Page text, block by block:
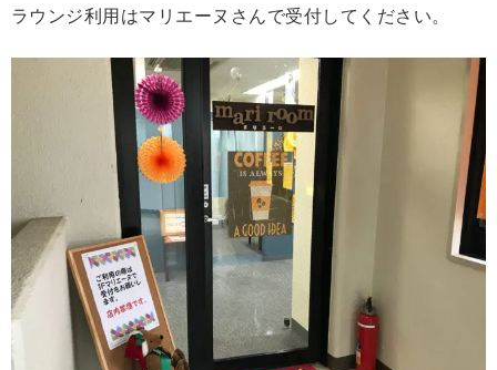
ラウンジ利用はマリエーヌさんで受付してください。